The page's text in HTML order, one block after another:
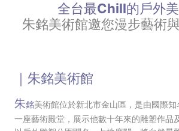
全台最Chill的戶外
朱銘美術館邀您漫步藝術
｜朱銘美術館
朱銘美術館位於新北市金山區，是由國際
一座藝術殿堂，展示他數十年來的雕塑作品